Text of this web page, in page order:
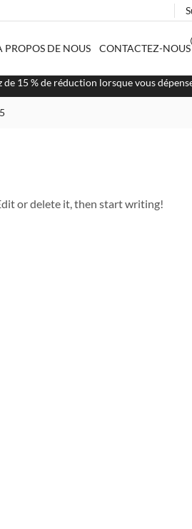
PROPOS DE NOUS CONTACTEZ-NOUS
de 15 % de réduction lorsque vous
or delete it, then start writing!